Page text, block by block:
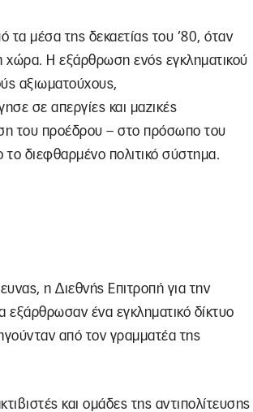
τα μέσα της δεκαετίας του ’80, όταν
χώρα. Η εξάρθρωση ενός εγκληματικού
αξιωματούχους,
σε απεργίες και μαζικές
του προέδρου – στο πρόσωπο του
διεφθαρμένο πολιτικό σύστημα.
η Διεθνής Επιτροπή για την
εξάρθρωσαν ένα εγκληματικό δίκτυο
από τον γραμματέα της
και ομάδες της αντιπολίτευσης